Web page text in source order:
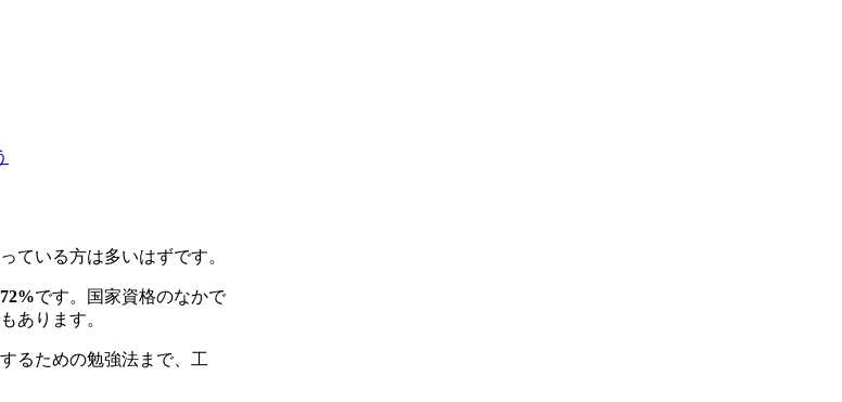
ている方は多いはずです。
です。国家資格のなかで
あります。
るための勉強法まで、工